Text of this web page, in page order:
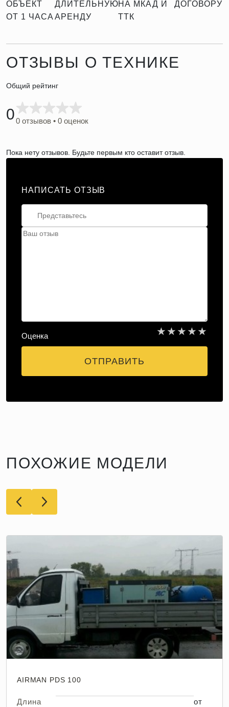
ОБЪЕКТ
ОТ 1 ЧАСА
ДЛИТЕЛЬНУЮ
АРЕНДУ
НА МКАД И
ТТК
ДОГОВОРУ
ОТЗЫВЫ О ТЕХНИКЕ
Общий рейтинг
00 отзывов • 0 оценок
Пока нету отзывов. Будьте первым кто оставит отзыв.
НАПИСАТЬ ОТЗЫВ
Оценка ★
★
★
★
★
ОТПРАВИТЬ
ПОХОЖИЕ МОДЕЛИ
AIRMAN PDS 100
Длина
от